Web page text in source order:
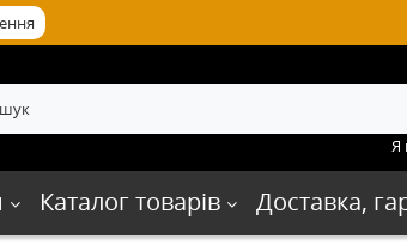
Я
Каталог товарів Доставка,